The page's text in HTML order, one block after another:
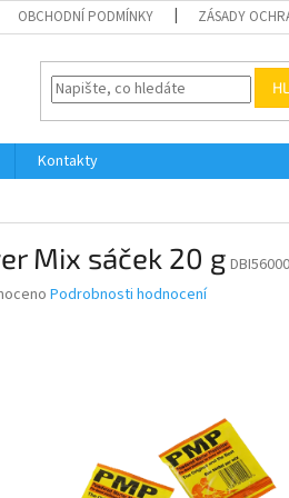
OBCHODNÍ PODMÍNKY ZÁSADY
Kontakty
Mix sáček 20 g
Podrobnosti hodnocení